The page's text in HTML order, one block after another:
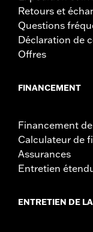
Retours et
Questions
Déclaration de
Offres
FINANCEMENT
Financement
Calculateur de
Assurances
Entretien
ENTRETIEN DE